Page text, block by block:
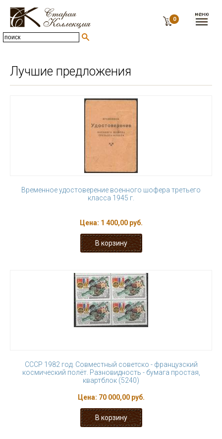
0
Лучшие предложения
Временное удостоверение военного шофера третьего
класса 1945 г.
Цена: 1 400,00 руб.
СССР 1982 год. Совместный советско - французский
космический полёт. Разновидность - бумага простая,
квартблок (5240)
Цена: 70 000,00 руб.